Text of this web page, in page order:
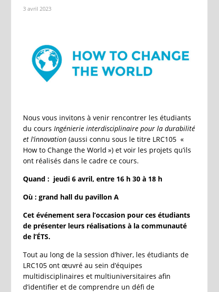
3 avril 2023
Nous vous invitons à venir rencontrer les étudiants
du cours Ingénierie interdisciplinaire pour la durabilité
et l’innovation(aussi connu sous le titre LRC105 «
How to Change the World ») et voir les projets qu’ils
ont réalisés dans le cadre ce cours.
Quand : jeudi 6 avril, entre 16 h 30 à 18 h
Où : grand hall du pavillon A
Cet événement sera l’occasion pour ces étudiants
de présenter leurs réalisations à la communauté
de l’ÉTS.
Tout au long de la session d’hiver, les étudiants de
LRC105 ont œuvré au sein d’équipes
multidisciplinaires et multiuniversitaires afin
d’identifier et de comprendre un défi de